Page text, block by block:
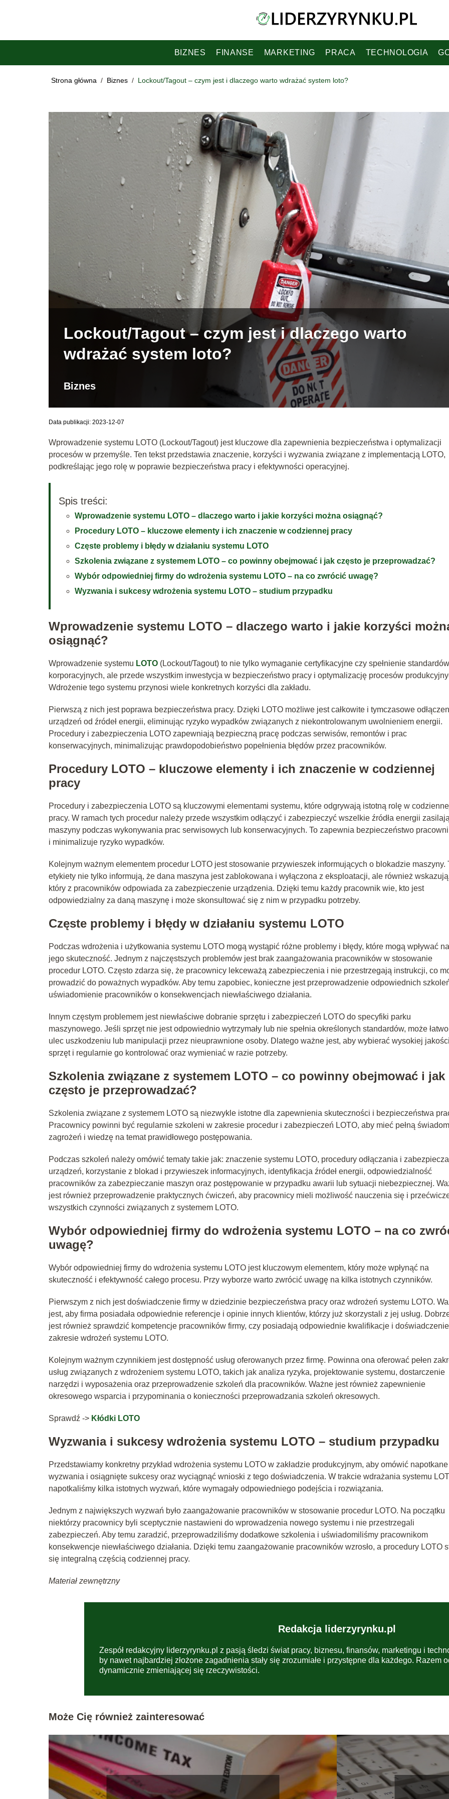
BIZNES FINANSE MARKETING PRACA TECHNOLOGIA
Strona główna / Biznes / Lockout/Tagout – czym jest i dlaczego warto wdrażać system loto?
Lockout/Tagout – czym jest i dlaczego warto
wdrażać system loto?
Biznes
Data publikacji: 2023-12-07
Wprowadzenie systemu LOTO (Lockout/Tagout) jest kluczowe dla zapewnienia bezpieczeństwa i optymalizacji
procesów w przemyśle. Ten tekst przedstawia znaczenie, korzyści i wyzwania związane z implementacją LOTO,
podkreślając jego rolę w poprawie bezpieczeństwa pracy i efektywności operacyjnej.
Spis treści:
Wprowadzenie systemu LOTO – dlaczego warto i jakie korzyści można osiągnąć?
Procedury LOTO – kluczowe elementy i ich znaczenie w codziennej pracy
Częste problemy i błędy w działaniu systemu LOTO
Szkolenia związane z systemem LOTO – co powinny obejmować i jak często je przeprowadzać?
Wybór odpowiedniej firmy do wdrożenia systemu LOTO – na co zwrócić uwagę?
Wyzwania i sukcesy wdrożenia systemu LOTO – studium przypadku
Wprowadzenie systemu LOTO – dlaczego warto i jakie korzyści
osiągnąć?
Wprowadzenie systemu LOTO (Lockout/Tagout) to nie tylko wymaganie certyfikacyjne czy spełnienie standardów
korporacyjnych, ale przede wszystkim inwestycja w bezpieczeństwo pracy i optymalizację procesów
Wdrożenie tego systemu przynosi wiele konkretnych korzyści dla zakładu.
Pierwszą z nich jest poprawa bezpieczeństwa pracy. Dzięki LOTO możliwe jest całkowite i tymczasowe
urządzeń od źródeł energii, eliminując ryzyko wypadków związanych z niekontrolowanym uwolnieniem energii.
Procedury i zabezpieczenia LOTO zapewniają bezpieczną pracę podczas serwisów, remontów i prac
konserwacyjnych, minimalizując prawdopodobieństwo popełnienia błędów przez pracowników.
Procedury LOTO – kluczowe elementy i ich znaczenie w codziennej
pracy
Procedury i zabezpieczenia LOTO są kluczowymi elementami systemu, które odgrywają istotną rolę w
pracy. W ramach tych procedur należy przede wszystkim odłączyć i zabezpieczyć wszelkie źródła energii
maszyny podczas wykonywania prac serwisowych lub konserwacyjnych. To zapewnia bezpieczeństwo
i minimalizuje ryzyko wypadków.
Kolejnym ważnym elementem procedur LOTO jest stosowanie przywieszek informujących o blokadzie maszyny.
etykiety nie tylko informują, że dana maszyna jest zablokowana i wyłączona z eksploatacji, ale również
który z pracowników odpowiada za zabezpieczenie urządzenia. Dzięki temu każdy pracownik wie, kto jest
odpowiedzialny za daną maszynę i może skonsultować się z nim w przypadku potrzeby.
Częste problemy i błędy w działaniu systemu LOTO
Podczas wdrożenia i użytkowania systemu LOTO mogą wystąpić różne problemy i błędy, które mogą wpływać na
jego skuteczność. Jednym z najczęstszych problemów jest brak zaangażowania pracowników w stosowanie
procedur LOTO. Często zdarza się, że pracownicy lekceważą zabezpieczenia i nie przestrzegają instrukcji, co
prowadzić do poważnych wypadków. Aby temu zapobiec, konieczne jest przeprowadzenie odpowiednich
uświadomienie pracowników o konsekwencjach niewłaściwego działania.
Innym częstym problemem jest niewłaściwe dobranie sprzętu i zabezpieczeń LOTO do specyfiki parku
maszynowego. Jeśli sprzęt nie jest odpowiednio wytrzymały lub nie spełnia określonych standardów, może łatwo
ulec uszkodzeniu lub manipulacji przez nieuprawnione osoby. Dlatego ważne jest, aby wybierać wysokiej
sprzęt i regularnie go kontrolować oraz wymieniać w razie potrzeby.
Szkolenia związane z systemem LOTO – co powinny obejmować i jak
często je przeprowadzać?
Szkolenia związane z systemem LOTO są niezwykle istotne dla zapewnienia skuteczności i bezpieczeństwa
Pracownicy powinni być regularnie szkoleni w zakresie procedur i zabezpieczeń LOTO, aby mieć pełną
zagrożeń i wiedzę na temat prawidłowego postępowania.
Podczas szkoleń należy omówić tematy takie jak: znaczenie systemu LOTO, procedury odłączania i
urządzeń, korzystanie z blokad i przywieszek informacyjnych, identyfikacja źródeł energii, odpowiedzialność
pracowników za zabezpieczanie maszyn oraz postępowanie w przypadku awarii lub sytuacji niebezpiecznej.
jest również przeprowadzenie praktycznych ćwiczeń, aby pracownicy mieli możliwość nauczenia się i
wszystkich czynności związanych z systemem LOTO.
Wybór odpowiedniej firmy do wdrożenia systemu LOTO – na co
uwagę?
Wybór odpowiedniej firmy do wdrożenia systemu LOTO jest kluczowym elementem, który może wpłynąć na
skuteczność i efektywność całego procesu. Przy wyborze warto zwrócić uwagę na kilka istotnych czynników.
Pierwszym z nich jest doświadczenie firmy w dziedzinie bezpieczeństwa pracy oraz wdrożeń systemu LOTO.
jest, aby firma posiadała odpowiednie referencje i opinie innych klientów, którzy już skorzystali z jej usług.
jest również sprawdzić kompetencje pracowników firmy, czy posiadają odpowiednie kwalifikacje i
zakresie wdrożeń systemu LOTO.
Kolejnym ważnym czynnikiem jest dostępność usług oferowanych przez firmę. Powinna ona oferować pełen
usług związanych z wdrożeniem systemu LOTO, takich jak analiza ryzyka, projektowanie systemu, dostarczenie
narzędzi i wyposażenia oraz przeprowadzenie szkoleń dla pracowników. Ważne jest również zapewnienie
okresowego wsparcia i przypominania o konieczności przeprowadzania szkoleń okresowych.
Sprawdź -> Kłódki LOTO
Wyzwania i sukcesy wdrożenia systemu LOTO – studium przypadku
Przedstawiamy konkretny przykład wdrożenia systemu LOTO w zakładzie produkcyjnym, aby omówić napotkane
wyzwania i osiągnięte sukcesy oraz wyciągnąć wnioski z tego doświadczenia. W trakcie wdrażania systemu
napotkaliśmy kilka istotnych wyzwań, które wymagały odpowiedniego podejścia i rozwiązania.
Jednym z największych wyzwań było zaangażowanie pracowników w stosowanie procedur LOTO. Na początku
niektórzy pracownicy byli sceptycznie nastawieni do wprowadzenia nowego systemu i nie przestrzegali
zabezpieczeń. Aby temu zaradzić, przeprowadziliśmy dodatkowe szkolenia i uświadomiliśmy pracownikom
konsekwencje niewłaściwego działania. Dzięki temu zaangażowanie pracowników wzrosło, a procedury LOTO
się integralną częścią codziennej pracy.
Materiał zewnętrzny
Redakcja liderzyrynku.pl
Zespół redakcyjny liderzyrynku.pl z pasją śledzi świat pracy, biznesu, finansów, marketingu i
by nawet najbardziej złożone zagadnienia stały się zrozumiałe i przystępne dla każdego. Razem
dynamicznie zmieniającej się rzeczywistości.
Może Cię również zainteresować